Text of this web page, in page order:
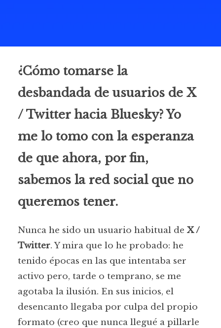
¿Cómo tomarse la
desbandada de usuarios de X
/ Twitter hacia Bluesky? Yo
me lo tomo con la esperanza
de que ahora, por fin,
sabemos la red social que no
queremos tener.
Nunca he sido un usuario habitual de X /
Twitter. Y mira que lo he probado: he
tenido épocas en las que intentaba ser
activo pero, tarde o temprano, se me
agotaba la ilusión. En sus inicios, el
desencanto llegaba por culpa del propio
formato (creo que nunca llegué a pillarle